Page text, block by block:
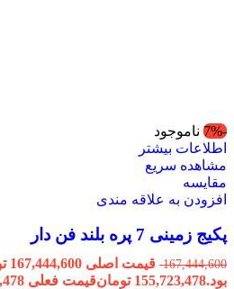
-7%
ناموجود
اطلاعات بیشتر
مشاهده سریع
مقایسه
افزودن به علاقه مندی
پکیج زمینی 7 پره بلند فن دار
167,444,600
بود.155,723,478 تومانقیمت فعلی 155,723,478 تومان است.